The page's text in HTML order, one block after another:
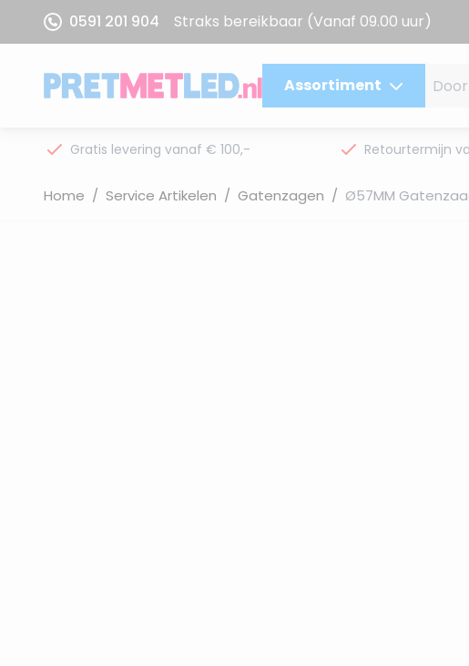
Ga naar de inhoud
0591 201 904 Straks bereikbaar (Vanaf 09.00 uur)
Assortiment
Gratis levering vanaf € 100,- Retourtermijn
Home / Service Artikelen / Gatenzagen / Ø57MM